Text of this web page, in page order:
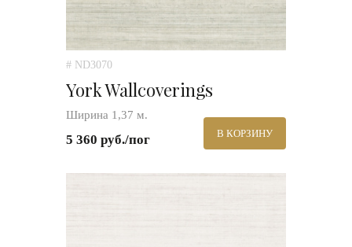
# ND3070
York Wallcoverings
Ширина 1,37 м.
5 360 руб./пог В КОРЗИНУ